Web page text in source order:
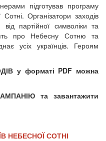
підготував програму
Організатори заходів
від партійної символіки та
про Небесну Сотню та
усіх українців. Героям
у форматі PDF можна
та завантажити
НЕБЕСНОЇ СОТНІ